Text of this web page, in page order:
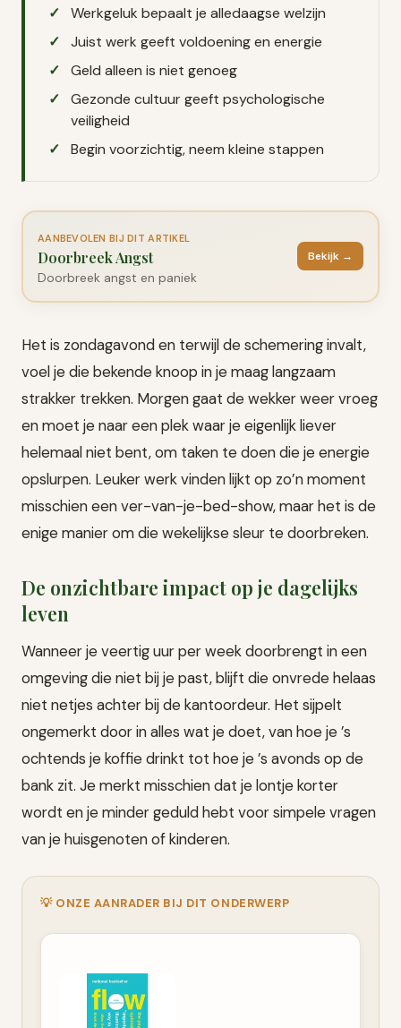
Werkgeluk bepaalt je alledaagse welzijn
Juist werk geeft voldoening en energie
Geld alleen is niet genoeg
Gezonde cultuur geeft psychologische
veiligheid
Begin voorzichtig, neem kleine stappen
AANBEVOLEN BIJ DIT ARTIKEL
Doorbreek Angst
Doorbreek angst en paniek
Bekijk →
Het is zondagavond en terwijl de schemering invalt,
voel je die bekende knoop in je maag langzaam
strakker trekken. Morgen gaat de wekker weer vroeg
en moet je naar een plek waar je eigenlijk liever
helemaal niet bent, om taken te doen die je energie
opslurpen. Leuker werk vinden lijkt op zo’n moment
misschien een ver-van-je-bed-show, maar het is de
enige manier om die wekelijkse sleur te doorbreken.
De onzichtbare impact op je dagelijks
leven
Wanneer je veertig uur per week doorbrengt in een
omgeving die niet bij je past, blijft die onvrede helaas
niet netjes achter bij de kantoordeur. Het sijpelt
ongemerkt door in alles wat je doet, van hoe je ’s
ochtends je koffie drinkt tot hoe je ’s avonds op de
bank zit. Je merkt misschien dat je lontje korter
wordt en je minder geduld hebt voor simpele vragen
van je huisgenoten of kinderen.
💡 ONZE AANRADER BIJ DIT ONDERWERP